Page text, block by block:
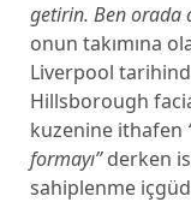
getirin. Ben orada
onun takımına
Liverpool
Hillsborough
kuzenine ithafen
formayı”derken
sahiplenme